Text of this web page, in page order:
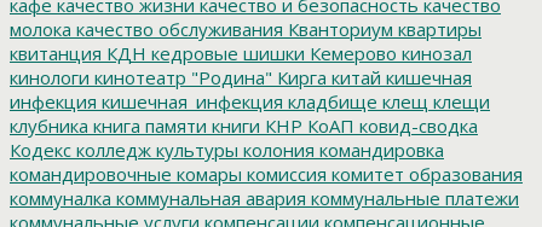
молока качество обслуживания Кванториум квартиры
квитанция КДН кедровые шишки Кемерово кинозал
кинологи кинотеатр "Родина" Кирга китай кишечная
инфекция кишечная_инфекция кладбище клещ клещи
клубника книга памяти книги КНР КоАП ковид-сводка
Кодекс колледж культуры колония командировка
командировочные комары комиссия комитет образования
коммуналка коммунальная авария коммунальные платежи
коммунальные услуги компенсации компенсационные